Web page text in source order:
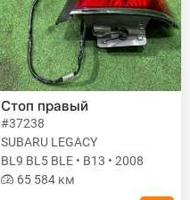
Стоп правый
#37238
SUBARU LEGACY
BL9 BL5 BLE • B13 • 2008
65 584 км